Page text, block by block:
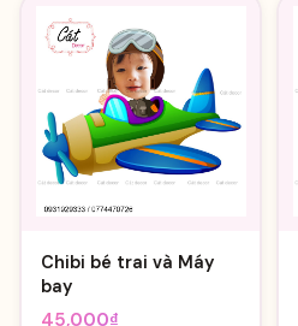
Chibi bé trai và Máy
bay
45,000₫